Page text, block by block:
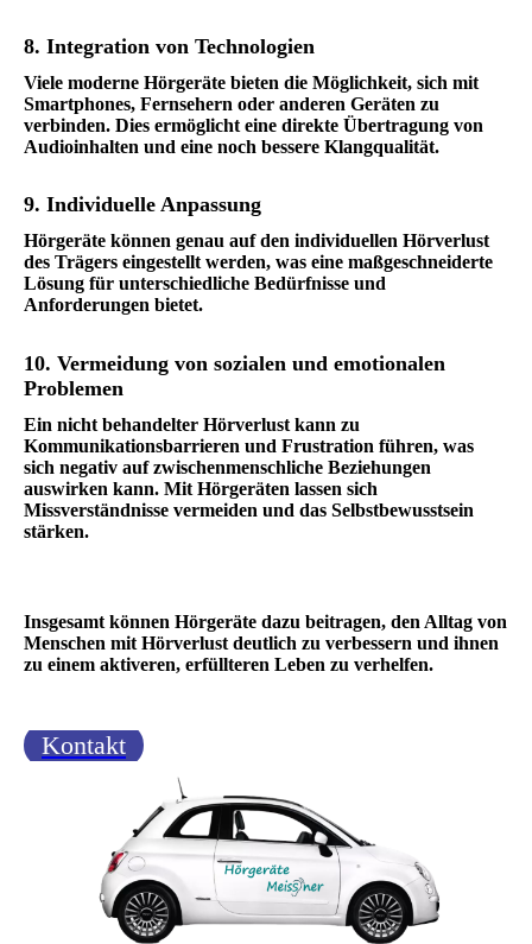
8. Integration von Technologien
Viele moderne Hörgeräte bieten die Möglichkeit, sich mit
Smartphones, Fernsehern oder anderen Geräten zu
verbinden. Dies ermöglicht eine direkte Übertragung von
Audioinhalten und eine noch bessere Klangqualität.
9. Individuelle Anpassung
Hörgeräte können genau auf den individuellen Hörverlust
des Trägers eingestellt werden, was eine maßgeschneiderte
Lösung für unterschiedliche Bedürfnisse und
Anforderungen bietet.
10. Vermeidung von sozialen und emotionalen
Problemen
Ein nicht behandelter Hörverlust kann zu
Kommunikationsbarrieren und Frustration führen, was
sich negativ auf zwischenmenschliche Beziehungen
auswirken kann. Mit Hörgeräten lassen sich
Missverständnisse vermeiden und das Selbstbewusstsein
stärken.
Insgesamt können Hörgeräte dazu beitragen, den Alltag von
Menschen mit Hörverlust deutlich zu verbessern und ihnen
zu einem aktiveren, erfüllteren Leben zu verhelfen.
Kontakt